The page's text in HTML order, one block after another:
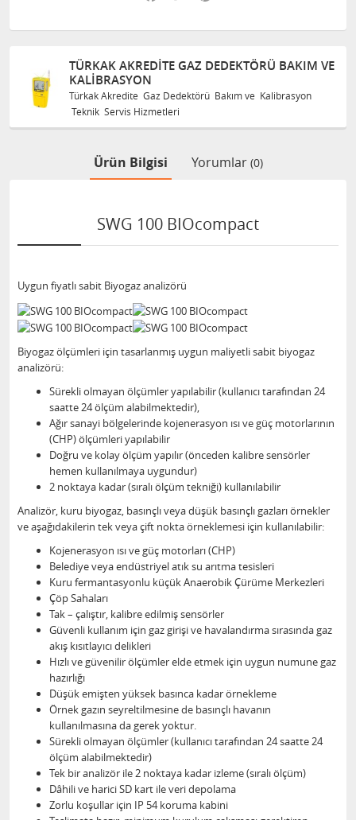
TÜRKAK AKREDITE GAZ DEDEKTÖRÜ BAKIM VE
KALIBRASYON
Türkak Akredite Gaz Dedektörü Bakım ve Kalibrasyon
Teknik Servis Hizmetleri
Ürün Bilgisi Yorumlar (0)
SWG 100 BIOcompact
Uygun fiyatlı sabit Biyogaz analizörü
Biyogaz ölçümleri için tasarlanmış uygun maliyetli sabit biyogaz
analizörü:
Sürekli olmayan ölçümler yapılabilir (kullanıcı tarafından 24
saatte 24 ölçüm alabilmektedir),
Ağır sanayi bölgelerinde kojenerasyon ısı ve güç motorlarının
(CHP) ölçümleri yapılabilir
Doğru ve kolay ölçüm yapılır (önceden kalibre sensörler
hemen kullanılmaya uygundur)
2 noktaya kadar (sıralı ölçüm tekniği) kullanılabilir
Analizör, kuru biyogaz, basınçlı veya düşük basınçlı gazları örnekler
ve aşağıdakilerin tek veya çift nokta örneklemesi için kullanılabilir:
Kojenerasyon ısı ve güç motorları (CHP)
Belediye veya endüstriyel atık su arıtma tesisleri
Kuru fermantasyonlu küçük Anaerobik Çürüme Merkezleri
Çöp Sahaları
Tak – çalıştır, kalibre edilmiş sensörler
Güvenli kullanım için gaz girişi ve havalandırma sırasında gaz
akış kısıtlayıcı delikleri
Hızlı ve güvenilir ölçümler elde etmek için uygun numune gaz
hazırlığı
Düşük emişten yüksek basınca kadar örnekleme
Örnek gazın seyreltilmesine de basınçlı havanın
kullanılmasına da gerek yoktur.
Sürekli olmayan ölçümler (kullanıcı tarafından 24 saatte 24
ölçüm alabilmektedir)
Tek bir analizör ile 2 noktaya kadar izleme (sıralı ölçüm)
Dâhili ve harici SD kart ile veri depolama
Zorlu koşullar için IP 54 koruma kabini